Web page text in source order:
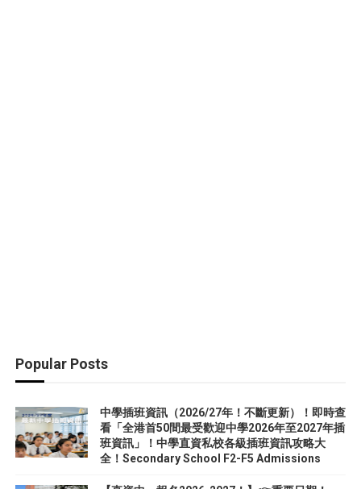
Popular Posts
中學插班資訊（2026/27年！不斷更新）！即時查
看「全港首50間最受歡迎中學2026年至2027年插
班資訊」！中學直資私校各級插班資訊攻略大
全！Secondary School F2-F5 Admissions